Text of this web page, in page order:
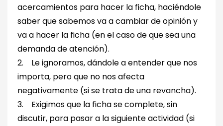
acercamientos para hacer la ficha, haciéndole
saber que sabemos va a cambiar de opinión y
va a hacer la ficha (en el caso de que sea una
demanda de atención).
2. Le ignoramos, dándole a entender que nos
importa, pero que no nos afecta
negativamente (si se trata de una revancha).
3. Exigimos que la ficha se complete, sin
discutir, para pasar a la siguiente actividad (si